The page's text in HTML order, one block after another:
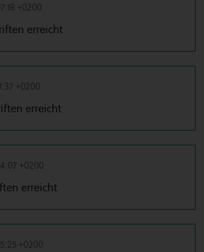
+0200
erreicht
+0200
erreicht
+0200
erreicht
+0200